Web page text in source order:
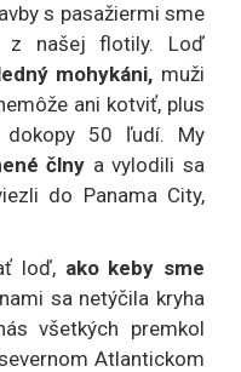
s pasažiermi sme
z našej flotily. Loď
mohykáni, muži
ani kotviť, plus
50 ľudí. My
člny a vylodili sa
do Panama City,
loď, ako keby sme
sa netýčila kryha
všetkých premkol
Atlantickom